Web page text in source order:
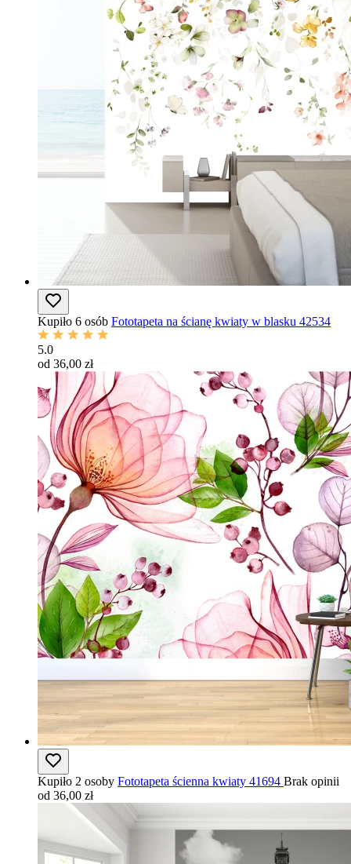
Kupiło 6 osób Fototapeta na ścianę kwiaty w blasku 42534
5.0
od 36,00 zł
Kupiło 2 osoby Fototapeta ścienna kwiaty 41694 Brak opinii
od 36,00 zł